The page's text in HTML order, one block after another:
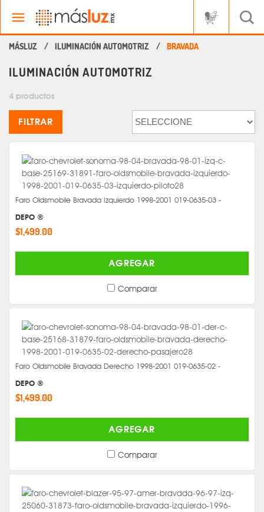
ILUMINACIÓN AUTOMOTRIZ BRAVADA
ILUMINACIÓN AUTOMOTRIZ
4 productos
FILTRAR
Faro Oldsmobile Bravada Izquierdo 1998-2001 019-0635-03 -
DEPO ®
$1,499.00
AGREGAR
Comparar
Faro Oldsmobile Bravada Derecho 1998-2001 019-0635-02 -
DEPO ®
$1,499.00
AGREGAR
Comparar